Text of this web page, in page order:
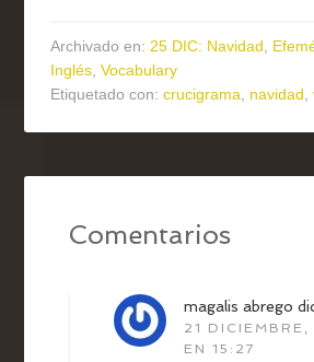
Archivado en:25 DIC: Navidad,
Inglés,Vocabulary
Etiquetado con:crucigrama, navidad,
Comentarios
magalis abrego
21
EN 15:27